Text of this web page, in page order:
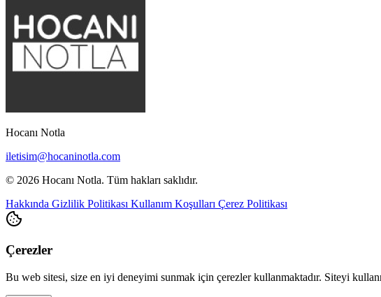
Hocanı Notla
iletisim@hocaninotla.com
© 2026 Hocanı Notla. Tüm hakları saklıdır.
Hakkında Gizlilik Politikası Kullanım Koşulları Çerez Politikası
Çerezler
Bu web sitesi, size en iyi deneyimi sunmak için çerezler kullanmaktadır. Siteyi